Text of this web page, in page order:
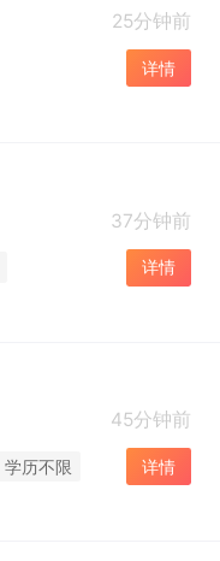
25分钟前
详情
37分钟前
详情
45分钟前
学历不限 详情